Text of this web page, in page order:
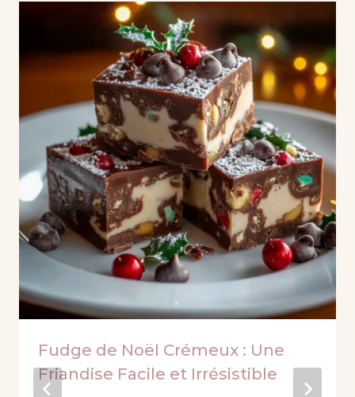
Fudge de Noël Crémeux : Une
Friandise Facile et Irrésistible